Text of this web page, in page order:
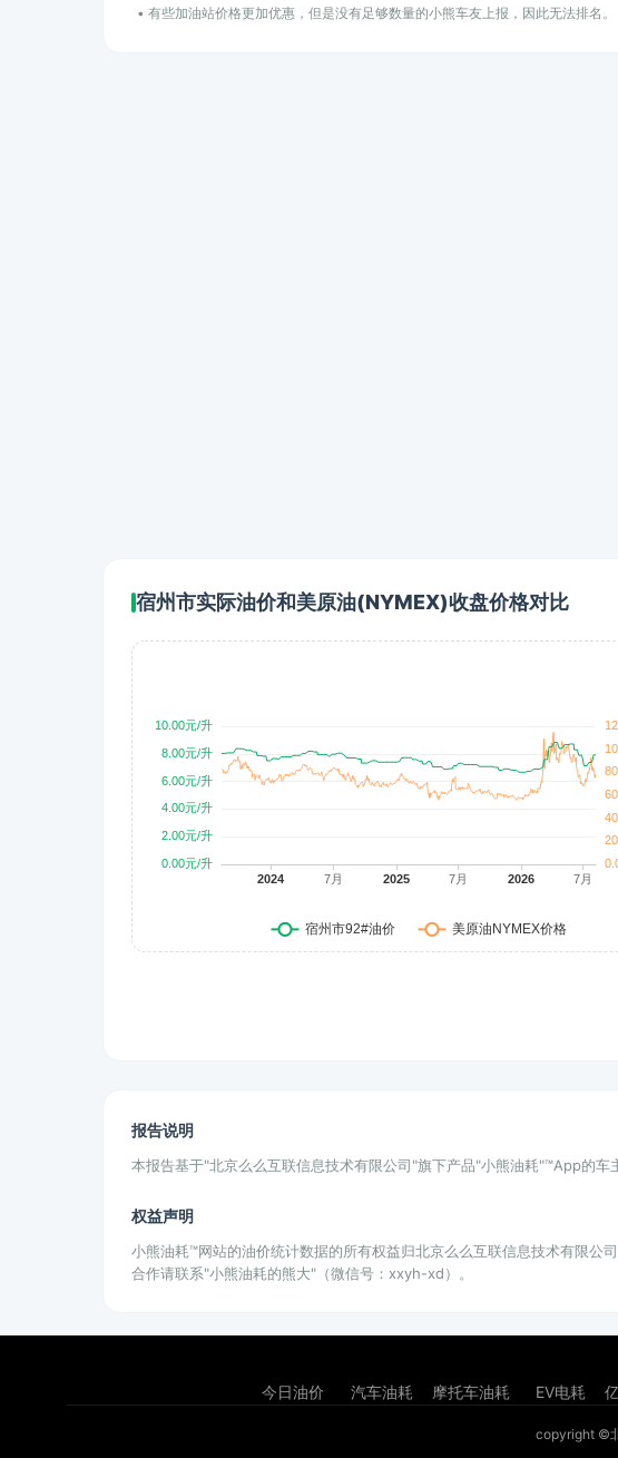
• 有些加油站价格更加优惠，但是没有足够数量的小熊车友上报，因此无法排名。
宿州市实际油价和美原油(NYMEX)收盘价格对比
报告说明
本报告基于"北京么么互联信息技术有限公司"旗下产品"小熊油耗"™App的
权益声明
小熊油耗™网站的油价统计数据的所有权益归北京么么互联信息技术有限公
合作请联系"小熊油耗的熊大"（微信号：xxyh-xd）。
今日油价 汽车油耗 摩托车油耗 EV电耗
copyright ©